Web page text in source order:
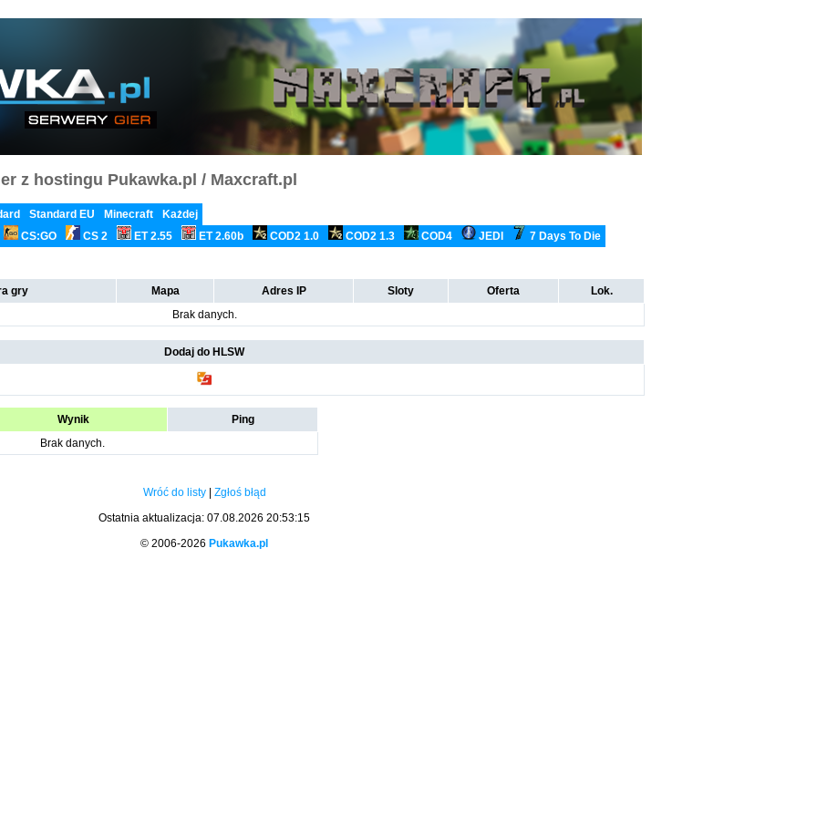
z hostingu Pukawka.pl / Maxcraft.pl
Standard EU Minecraft
Każdej
CS:GO
CS 2 ET 2.55 ET 2.60b COD2 1.0 COD2 1.3 COD4 JEDI 7 Days To Die
gry Mapa Adres IP Sloty Oferta
Lok.
Brak danych.
Dodaj do HLSW
Wynik
Ping
Brak danych.
Wróć do listy| Zgłoś błąd
Ostatnia aktualizacja: 07.08.2026 20:53:15
© 2006-2026 Pukawka.pl